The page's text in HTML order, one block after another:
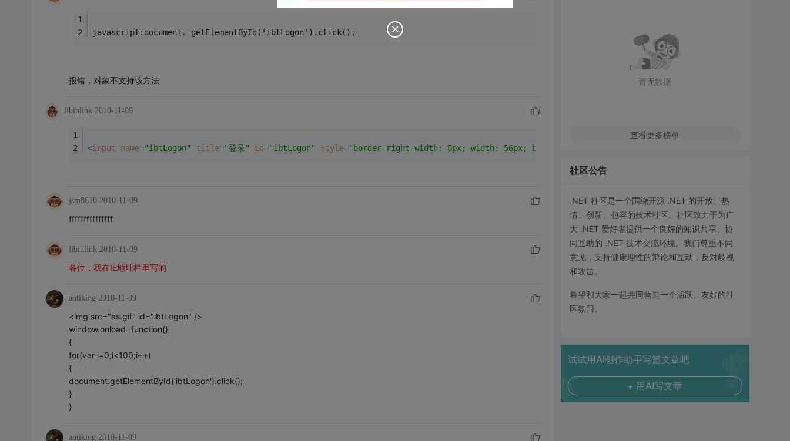
javascript:document. getElementById('ibtLogon').click();
报错，对象不支持该方法
libinlink 2010-11-09
<input name="ibtLogon" title="登录" id="ibtLogon" style="border-right-width: 0px; width: 56px; border-top-width: 0px; border-bottom-width: 0px;
jsm8610 2010-11-09
fffffffffffffff
libinlink 2010-11-09
各位，我在IE地址栏里写的
antiking 2010-11-09
<img src="as.gif" id="ibtLogon" />
window.onload=function()
{
for(var i=0;i<100;i++)
{
document.getElementById('ibtLogon').click();
}
}
antiking 2010-11-09
暂无数据
查看更多榜单
社区公告
.NET 社区是一个围绕开源 .NET 的开放、热
情、创新、包容的技术社区。社区致力于为广
大 .NET 爱好者提供一个良好的知识共享、协
同互助的 .NET 技术交流环境。我们尊重不同
意见，支持健康理性的辩论和互动，反对歧视
和攻击。
希望和大家一起共同营造一个活跃、友好的社
区氛围。
试试用AI创作助手写篇文章吧
+ 用AI写文章